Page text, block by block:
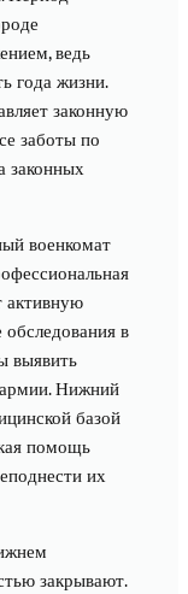
ведь
года жизни.
законную
заботы по
законных
военкомат
активную
в
выявить
Нижний
базой
помощь
их
закрывают.